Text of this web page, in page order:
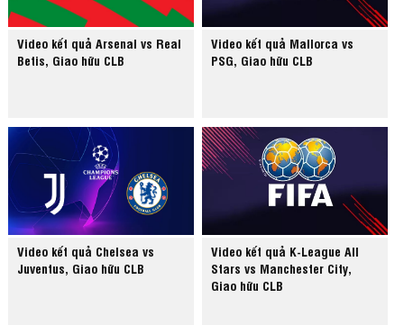
Video kết quả Arsenal vs Real
Betis, Giao hữu CLB
Video kết quả Mallorca vs
PSG, Giao hữu CLB
Video kết quả Chelsea vs
Juventus, Giao hữu CLB
Video kết quả K-League All
Stars vs Manchester City,
Giao hữu CLB